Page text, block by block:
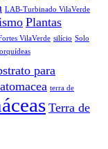
LAB-Turbinado VilaVerde
Plantas
VilaVerde silício Solo
para
terra de
Terra de